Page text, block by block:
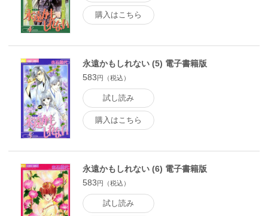
購入はこちら
永遠かもしれない (5) 電子書籍版
583円（税込）
試し読み
購入はこちら
永遠かもしれない (6) 電子書籍版
583円（税込）
試し読み